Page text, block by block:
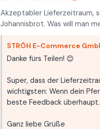
Akzeptabler Lieferzeitraum,
Johannisbrot. Was will man
STRÖH E-Commerce
Danke fürs Teilen! 😊
Super, dass der
wichtigsten: Wenn dein
beste Feedback überhaupt.
Ganz liebe Grüße